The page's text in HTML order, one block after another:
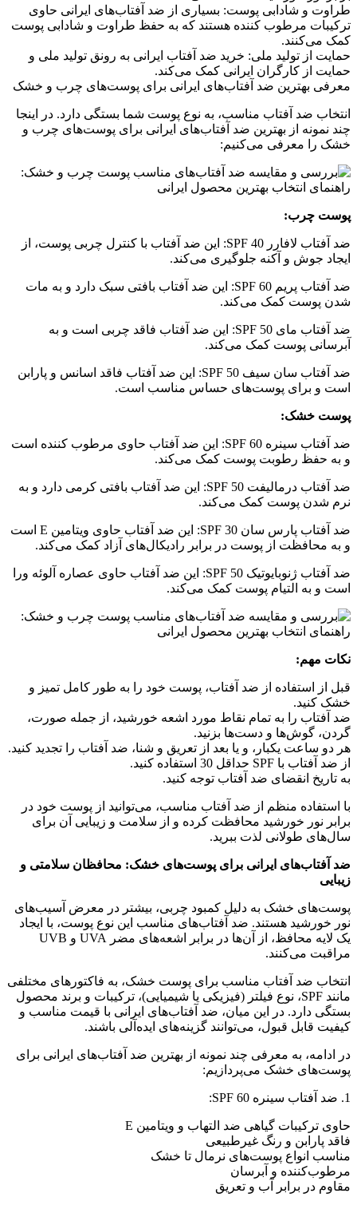
طراوت و شادابی پوست: بسیاری از ضد آفتاب‌های ایرانی حاوی
ترکیبات مرطوب کننده هستند که به حفظ طراوت و شادابی پوست
کمک می‌کنند.
حمایت از تولید ملی: خرید ضد آفتاب ایرانی به رونق تولید ملی و
حمایت از کارگران ایرانی کمک می‌کند.
معرفی بهترین ضد آفتاب‌های ایرانی برای پوست‌های چرب و خشک
انتخاب ضد آفتاب مناسب، به نوع پوست شما بستگی دارد. در اینجا
چند نمونه از بهترین ضد آفتاب‌های ایرانی برای پوست‌های چرب و
خشک را معرفی می‌کنیم:
پوست چرب:
ضد آفتاب لافارر SPF 40: این ضد آفتاب با کنترل چربی پوست، از
ایجاد جوش و آکنه جلوگیری می‌کند.
ضد آفتاب پریم SPF 60: این ضد آفتاب بافتی سبک دارد و به مات
شدن پوست کمک می‌کند.
ضد آفتاب مای SPF 50: این ضد آفتاب فاقد چربی است و به
آبرسانی پوست کمک می‌کند.
ضد آفتاب سان سیف SPF 50: این ضد آفتاب فاقد اسانس و پارابن
است و برای پوست‌های حساس مناسب است.
پوست خشک:
ضد آفتاب سینره SPF 60: این ضد آفتاب حاوی مرطوب کننده است
و به حفظ رطوبت پوست کمک می‌کند.
ضد آفتاب درمالیفت SPF 50: این ضد آفتاب بافتی کرمی دارد و به
نرم شدن پوست کمک می‌کند.
ضد آفتاب پارس سان SPF 30: این ضد آفتاب حاوی ویتامین E است
و به محافظت از پوست در برابر رادیکال‌های آزاد کمک می‌کند.
ضد آفتاب ژنوبایوتیک SPF 50: این ضد آفتاب حاوی عصاره آلوئه ورا
است و به التیام پوست کمک می‌کند.
نکات مهم:
قبل از استفاده از ضد آفتاب، پوست خود را به طور کامل تمیز و
خشک کنید.
ضد آفتاب را به تمام نقاط مورد اشعه خورشید، از جمله صورت،
گردن، گوش‌ها و دست‌ها بزنید.
هر دو ساعت یکبار، و یا بعد از تعریق و شنا، ضد آفتاب را تجدید کنید.
از ضد آفتاب با SPF حداقل 30 استفاده کنید.
به تاریخ انقضای ضد آفتاب توجه کنید.
با استفاده منظم از ضد آفتاب مناسب، می‌توانید از پوست خود در
برابر نور خورشید محافظت کرده و از سلامت و زیبایی آن برای
سال‌های طولانی لذت ببرید.
ضد آفتاب‌های ایرانی برای پوست‌های خشک: محافظان سلامتی و
زیبایی
پوست‌های خشک به دلیل کمبود چربی، بیشتر در معرض آسیب‌های
نور خورشید هستند. ضد آفتاب‌های مناسب این نوع پوست، با ایجاد
یک لایه محافظ، از آن‌ها در برابر اشعه‌های مضر UVA و UVB
مراقبت می‌کنند.
انتخاب ضد آفتاب مناسب برای پوست خشک، به فاکتورهای مختلفی
مانند SPF، نوع فیلتر (فیزیکی یا شیمیایی)، ترکیبات و برند محصول
بستگی دارد. در این میان، ضد آفتاب‌های ایرانی با قیمت مناسب و
کیفیت قابل قبول، می‌توانند گزینه‌های ایده‌آلی باشند.
در ادامه، به معرفی چند نمونه از بهترین ضد آفتاب‌های ایرانی برای
پوست‌های خشک می‌پردازیم:
1. ضد آفتاب سینره SPF 60:
حاوی ترکیبات گیاهی ضد التهاب و ویتامین E
فاقد پارابن و رنگ غیرطبیعی
مناسب انواع پوست‌های نرمال تا خشک
مرطوب‌کننده و آبرسان
مقاوم در برابر آب و تعریق